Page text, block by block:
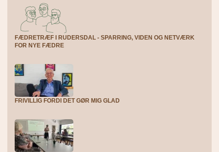
FÆDRETRÆF I RUDERSDAL - SPARRING, VIDEN OG NETVÆRK
FOR NYE FÆDRE
FRIVILLIG FORDI DET GØR MIG GLAD